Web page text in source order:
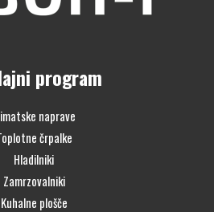
program
naprave
črpalke
Hladilniki
Zamrzovalniki
Kuhalne plošče